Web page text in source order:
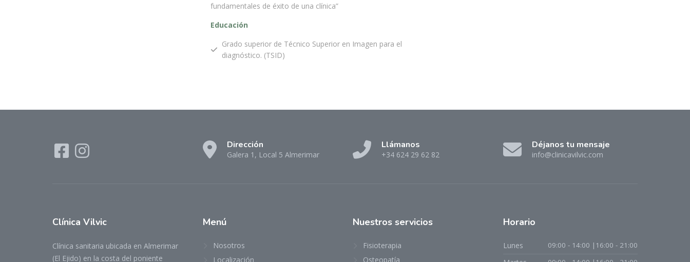
fundamentales de éxito de una clínica”
Educación
Grado superior de Técnico Superior en Imagen para el
diagnóstico. (TSID)
Dirección
Galera 1, Local 5 Almerimar
Llámanos
+34 624 29 62 82
Déjanos tu mensaje
info@clinicavilvic.com
Clínica Vilvic
Clínica sanitaria ubicada en Almerimar
(El Ejido) en la costa del poniente
Menú
Nosotros
Localización
Nuestros servicios
Fisioterapia
Osteopatía
Horario
Lunes 09:00 - 14:00 |16:00 - 21:00